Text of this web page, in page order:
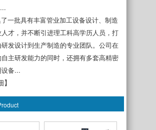
一批具有丰富管业加工设备设计、制造
才，并不断引进理工科高学历人员，打
发设计到生产制造的专业团队。公司在
主研发能力的同时，还拥有多套高精密
备...
轴液压弯… SB50NC单轴液压弯…